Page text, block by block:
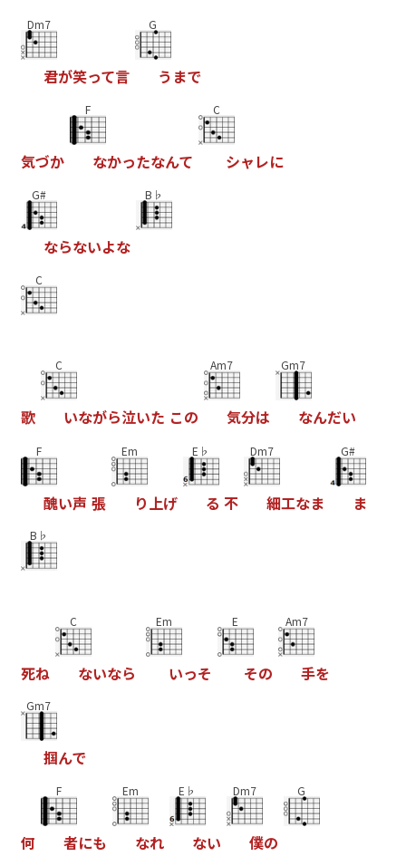
Dm7
君が笑って言
G
う まで
気づか
F
なかったなんて
C
シャ レに
G#
ならないよな
B♭
C
歌
C
いながら泣いた この
Am7
気分は
Gm7
なんだい
F
醜い声 張
Em
り上げ
E♭
る 不
Dm7
細工なま
G#
ま
B♭
死ね
C
ないなら
Em
いっそ
E
その
Am7
手を
Gm7
掴んで
何
F
者にも
Em
なれ
E♭
ない
Dm7
僕の
G